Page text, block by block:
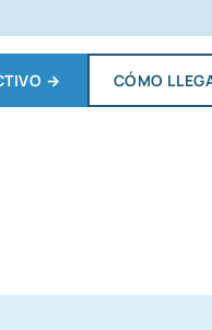
→ CÓMO